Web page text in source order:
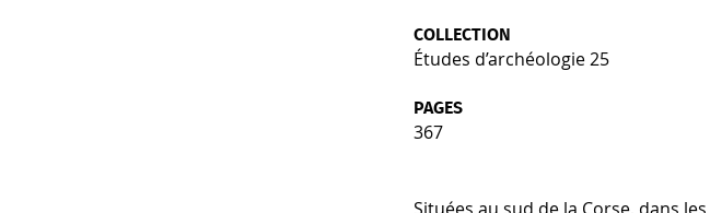
COLLECTION
Études d’archéologie 25
PAGES
367